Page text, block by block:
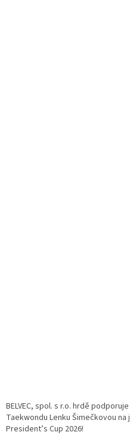
BELVEC, spol. s r.o. hrdě
Taekwondu Lenku Šimečkovou
President’s Cup 2026!